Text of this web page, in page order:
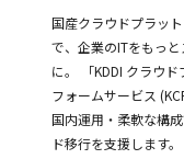
国産クラウドプラッ
で、企業のITをもっと
に。 「KDDI クラウド
フォームサービス
国内運用・柔軟な構
ド移行を支援します。